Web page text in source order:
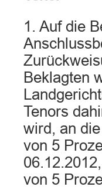
1. Auf die
Beklagten
Tenors
wird, an
von 5
von 5